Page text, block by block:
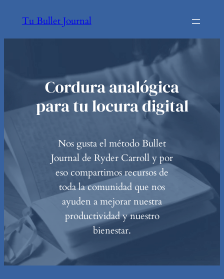
Tu Bullet Journal
Cordura analógica
para tu locura digital
Nos gusta el método Bullet
Journal de Ryder Carroll y por
eso compartimos recursos de
toda la comunidad que nos
ayuden a mejorar nuestra
productividad y nuestro
bienestar.